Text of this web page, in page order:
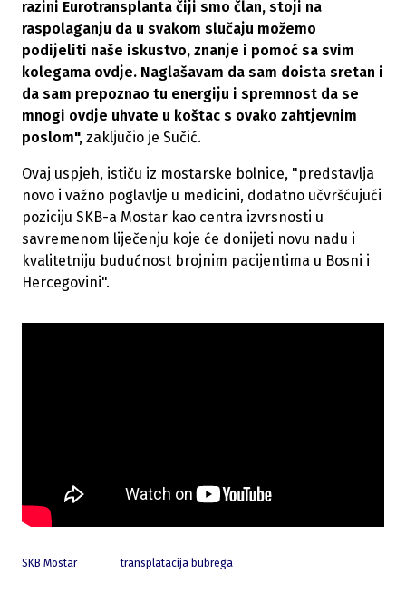
razini Eurotransplanta čiji smo član, stoji na
raspolaganju da u svakom slučaju možemo
podijeliti naše iskustvo, znanje i pomoć sa svim
kolegama ovdje. Naglašavam da sam doista sretan i
da sam prepoznao tu energiju i spremnost da se
mnogi ovdje uhvate u koštac s ovako zahtjevnim
poslom", zaključio je Sučić.
Ovaj uspjeh, ističu iz mostarske bolnice, "predstavlja
novo i važno poglavlje u medicini, dodatno učvršćujući
poziciju SKB-a Mostar kao centra izvrsnosti u
savremenom liječenju koje će donijeti novu nadu i
kvalitetniju budućnost brojnim pacijentima u Bosni i
Hercegovini".
SKB Mostar transplatacija bubrega